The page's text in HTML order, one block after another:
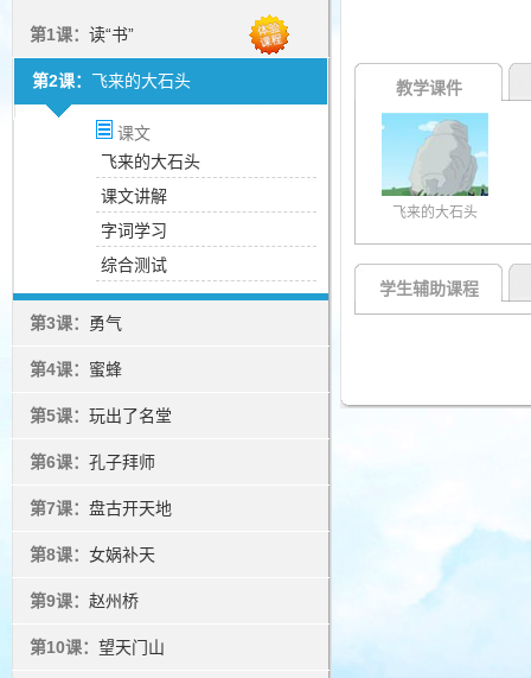
第1课： 读“书”
第2课： 飞来的大石头
课文
飞来的大石头
课文讲解
字词学习
综合测试
第3课： 勇气
第4课： 蜜蜂
第5课： 玩出了名堂
第6课： 孔子拜师
第7课： 盘古开天地
第8课： 女娲补天
第9课： 赵州桥
第10课： 望天门山
教学课件
飞来的大石头
学生辅助课程